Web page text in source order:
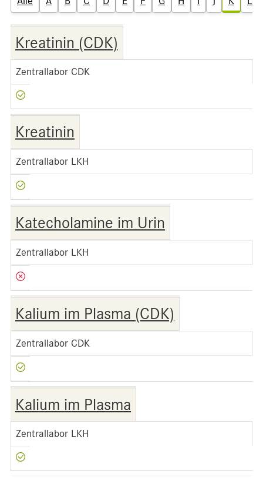
Kreatinin (CDK)
Zentrallabor CDK
Kreatinin
Zentrallabor LKH
Katecholamine im Urin
Zentrallabor LKH
Kalium im Plasma (CDK)
Zentrallabor CDK
Kalium im Plasma
Zentrallabor LKH